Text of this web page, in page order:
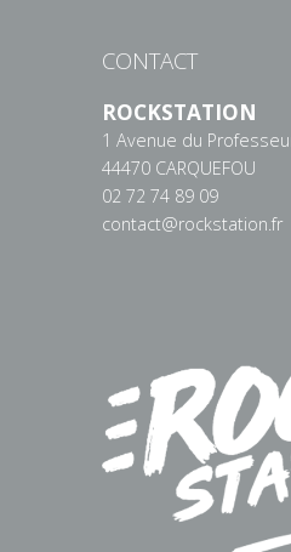
CONTACT
ROCKSTATION
1 Avenue du
44470 CARQUEFOU
02 72 74 89 09
contact@rockstation.fr